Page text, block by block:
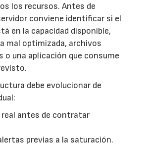
los recursos. Antes de
conviene identificar si el
en la capacidad disponible,
mal optimizada, archivos
o una aplicación que consume
debe evolucionar de
real antes de contratar
previas a la saturación.